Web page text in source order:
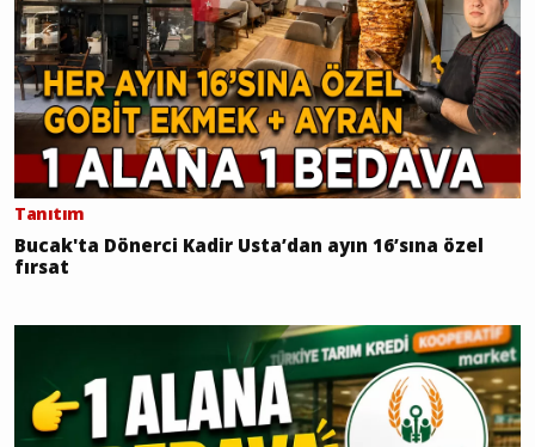
Tanıtım
Bucak'ta Dönerci Kadir Usta’dan ayın 16’sına özel
fırsat